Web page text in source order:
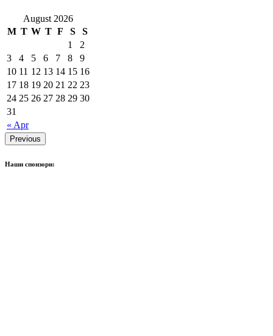
August 2026
M T W T F S S
« Apr
1
2
3
4 5 6 7 8
9
10 11 12 13 14 15 16
17 18 19 20 21 22 23
24 25 26 27 28 29 30
31
Previous
Наши спонзори: